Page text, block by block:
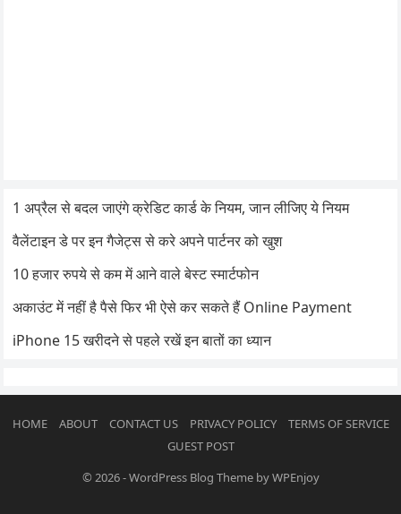
1 अप्रैल से बदल जाएंगे क्रेडिट कार्ड के नियम, जान लीजिए ये नियम
वैलेंटाइन डे पर इन गैजेट्स से करे अपने पार्टनर को खुश
10 हजार रुपये से कम में आने वाले बेस्ट स्मार्टफोन
अकाउंट में नहीं है पैसे फिर भी ऐसे कर सकते हैं Online Payment
iPhone 15 खरीदने से पहले रखें इन बातों का ध्यान
HOME ABOUT CONTACT US PRIVACY POLICY
TERMS OF SERVICE
GUEST POST
© 2026-WordPress Blog ThemebyWPEnjoy